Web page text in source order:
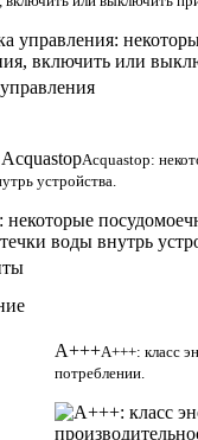
Acquastop:
устройства.
A+++A+++: класс
потреблении.